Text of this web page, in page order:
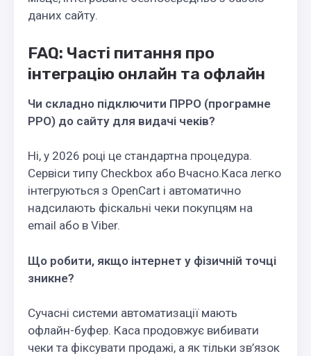
даних сайту.
FAQ: Часті питання про
інтеграцію онлайн та офлайн
Чи складно підключити ПРРО (програмне
РРО) до сайту для видачі чеків?
Ні, у 2026 році це стандартна процедура.
Сервіси типу Checkbox або Вчасно.Каса легко
інтегруються з OpenCart і автоматично
надсилають фіскальні чеки покупцям на
email або в Viber.
Що робити, якщо інтернет у фізичній точці
зникне?
Сучасні системи автоматизації мають
офлайн-буфер. Каса продовжує вибивати
чеки та фіксувати продажі, а як тільки зв’язок